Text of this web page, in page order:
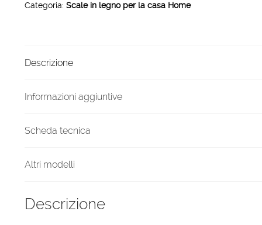
HOME
gradini
H13
Categoria: Scale in legno per la casa Home
Descrizione
Informazioni aggiuntive
Scheda tecnica
Altri modelli
Descrizione